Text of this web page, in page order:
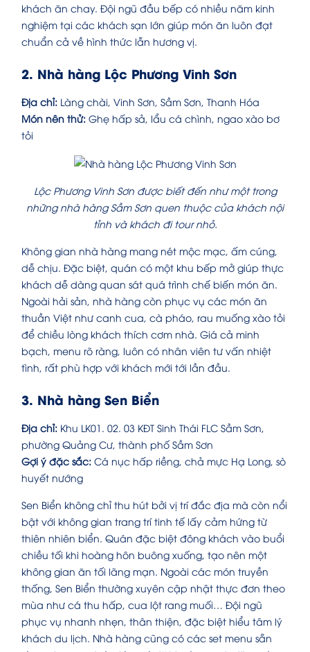
khách ăn chay. Đội ngũ đầu bếp có nhiều năm kinh
nghiệm tại các khách sạn lớn giúp món ăn luôn đạt
chuẩn cả về hình thức lẫn hương vị.
2. Nhà hàng Lộc Phương Vinh Sơn
Địa chỉ: Làng chài, Vinh Sơn, Sầm Sơn, Thanh Hóa
Món nên thử: Ghẹ hấp sả, lẩu cá chình, ngao xào bơ
tỏi
Lộc Phương Vinh Sơn được biết đến như một trong
những nhà hàng Sầm Sơn quen thuộc của khách nội
tỉnh và khách đi tour nhỏ.
Không gian nhà hàng mang nét mộc mạc, ấm cúng,
dễ chịu. Đặc biệt, quán có một khu bếp mở giúp thực
khách dễ dàng quan sát quá trình chế biến món ăn.
Ngoài hải sản, nhà hàng còn phục vụ các món ăn
thuần Việt như canh cua, cà pháo, rau muống xào tỏi
để chiều lòng khách thích cơm nhà. Giá cả minh
bạch, menu rõ ràng, luôn có nhân viên tư vấn nhiệt
tình, rất phù hợp với khách mới tới lần đầu.
3. Nhà hàng Sen Biển
Địa chỉ: Khu LK01. 02. 03 KĐT Sinh Thái FLC Sầm Sơn,
phường Quảng Cư, thành phố Sầm Sơn
Gợi ý đặc sắc: Cá nục hấp riềng, chả mực Hạ Long, sò
huyết nướng
Sen Biển không chỉ thu hút bởi vị trí đắc địa mà còn nổi
bật với không gian trang trí tinh tế lấy cảm hứng từ
thiên nhiên biển. Quán đặc biệt đông khách vào buổi
chiều tối khi hoàng hôn buông xuống, tạo nên một
không gian ăn tối lãng mạn. Ngoài các món truyền
thống, Sen Biển thường xuyên cập nhật thực đơn theo
mùa như cá thu hấp, cua lột rang muối… Đội ngũ
phục vụ nhanh nhẹn, thân thiện, đặc biệt hiểu tâm lý
khách du lịch. Nhà hàng cũng có các set menu sẵn